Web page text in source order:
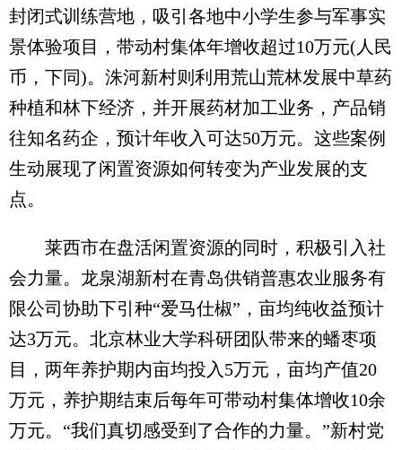
封闭式训练营地，吸引各地中小学生参与军事实
景体验项目，带动村集体年增收超过10万元(人民
币，下同)。洙河新村则利用荒山荒林发展中草药
种植和林下经济，并开展药材加工业务，产品销
往知名药企，预计年收入可达50万元。这些案例
生动展现了闲置资源如何转变为产业发展的支
点。
莱西市在盘活闲置资源的同时，积极引入社
会力量。龙泉湖新村在青岛供销普惠农业服务有
限公司协助下引种“爱马仕椒”，亩均纯收益预计
达3万元。北京林业大学科研团队带来的蟠枣项
目，两年养护期内亩均投入5万元，亩均产值20
万元，养护期结束后每年可带动村集体增收10余
万元。“我们真切感受到了合作的力量。”新村党